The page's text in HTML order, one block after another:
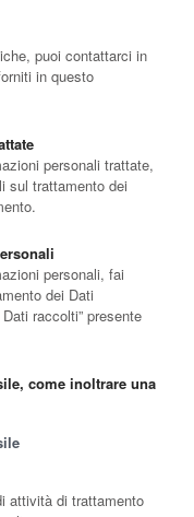
puoi contattarci in
in questo
personali trattate,
sul trattamento dei
personali, fai
dei Dati
raccolti” presente
come inoltrare una
attività di trattamento